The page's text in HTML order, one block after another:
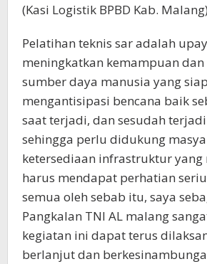
(Kasi Logistik BPBD Kab. Malang)
Pelatihan teknis sar adalah
meningkatkan kemampuan
sumber daya manusia yang
mengantisipasi bencana baik
saat terjadi, dan sesudah
sehingga perlu didukung
ketersediaan infrastruktur yang
harus mendapat perhatian
semua oleh sebab itu, saya
Pangkalan TNI AL malang
kegiatan ini dapat terus
berlanjut dan